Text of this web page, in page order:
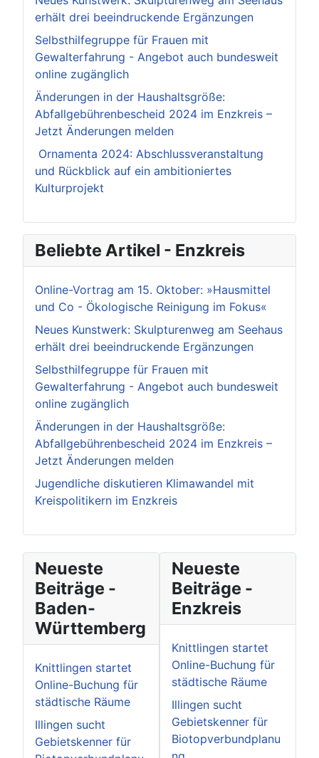
erhält drei beeindruckende Ergänzungen
Selbsthilfegruppe für Frauen mit
Gewalterfahrung - Angebot auch bundesweit
online zugänglich
Änderungen in der Haushaltsgröße:
Abfallgebührenbescheid 2024 im Enzkreis –
Jetzt Änderungen melden
Ornamenta 2024: Abschlussveranstaltung
und Rückblick auf ein ambitioniertes
Kulturprojekt
Beliebte Artikel - Enzkreis
Online-Vortrag am 15. Oktober: »Hausmittel
und Co - Ökologische Reinigung im Fokus«
Neues Kunstwerk: Skulpturenweg am Seehaus
erhält drei beeindruckende Ergänzungen
Selbsthilfegruppe für Frauen mit
Gewalterfahrung - Angebot auch bundesweit
online zugänglich
Änderungen in der Haushaltsgröße:
Abfallgebührenbescheid 2024 im Enzkreis –
Jetzt Änderungen melden
Jugendliche diskutieren Klimawandel mit
Kreispolitikern im Enzkreis
Neueste
Beiträge -
Baden-
Württemberg
Knittlingen startet
Online-Buchung für
städtische Räume
Illingen sucht
Gebietskenner für
Neueste
Beiträge -
Enzkreis
Knittlingen startet
Online-Buchung für
städtische Räume
Illingen sucht
Gebietskenner für
Biotopverbundplanu